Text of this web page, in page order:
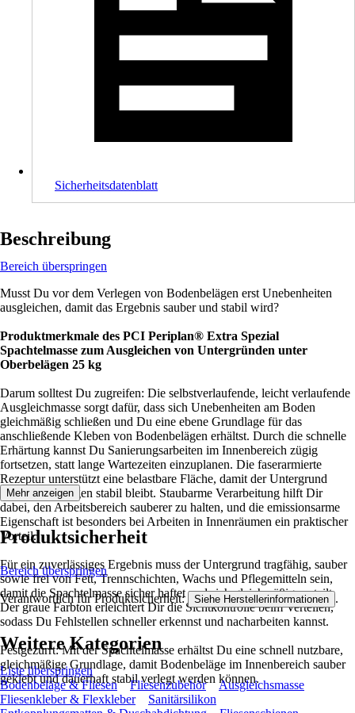
Sicherheitsdatenblatt
Beschreibung
Bereich überspringen
Musst Du vor dem Verlegen von Bodenbelägen erst Unebenheiten
ausgleichen, damit das Ergebnis sauber und stabil wird?
Produktmerkmale des PCI Periplan® Extra Spezial
Spachtelmasse zum Ausgleichen von Untergründen unter
Oberbelägen 25 kg
Darum solltest Du zugreifen: Die selbstverlaufende, leicht verlaufende
Ausgleichmasse sorgt dafür, dass sich Unebenheiten am Boden
gleichmäßig schließen und Du eine ebene Grundlage für das
anschließende Kleben von Bodenbelägen erhältst. Durch die schnelle
Erhärtung kannst Du Sanierungsarbeiten im Innenbereich zügig
fortsetzen, statt lange Wartezeiten einzuplanen. Die faserarmierte
Rezeptur unterstützt eine belastbare Fläche, damit der Untergrund
unter Oberbelägen stabil bleibt. Staubarme Verarbeitung hilft Dir
dabei, den Arbeitsbereich sauberer zu halten, und die emissionsarme
Eigenschaft ist besonders bei Arbeiten in Innenräumen ein praktischer
Vorteil.
Für ein zuverlässiges Ergebnis muss der Untergrund tragfähig, sauber
sowie frei von Fett, Trennschichten, Wachs und Pflegemitteln sein,
damit die Spachtelmasse sicher haftet und sich gleichmäßig verteilt.
Der graue Farbton erleichtert Dir die Sichtkontrolle beim Verteilen,
sodass Du Fehlstellen schneller erkennst und nacharbeiten kannst.
Festgezurrt: Mit der Spachtelmasse erhältst Du eine schnell nutzbare,
gleichmäßige Grundlage, damit Bodenbeläge im Innenbereich sauber
geklebt und dauerhaft stabil verlegt werden können.
Mehr anzeigen
Produktsicherheit
Bereich überspringen
Verantwortlich für Produktsicherheit: Siehe Herstellerinformationen .
Weitere Kategorien
Liste überspringen
Bodenbeläge & Fliesen
Fliesenzubehör
Ausgleichsmasse
Fliesenkleber & Flexkleber
Sanitärsilikon